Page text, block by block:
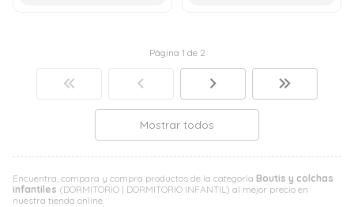
Encuentra, compara y compra productos de la categoría Boutis y colchas
infantiles (DORMITORIO | DORMITORIO INFANTIL) al mejor precio en
nuestra tienda online.
Página 1 de 2
Mostrar todos